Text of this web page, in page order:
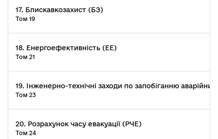
17. Блискавкозахист (БЗ)
Том 19
18. Енергоефективність (ЕЕ)
Том 21
19. Інженерно-технічні заходи по запобіганню аварійних
Том 23
20. Розрахунок часу евакуації (РЧЕ)
Том 24